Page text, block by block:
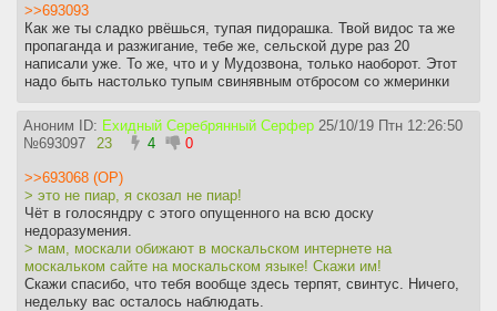
>>693093
Как же ты сладко рвёшься, тупая пидорашка. Твой видос та же
пропаганда и разжигание, тебе же, сельской дуре раз 20
написали уже. То же, что и у Мудозвона, только наоборот. Этот
надо быть настолько тупым свинявным отбросом со жмеринки
Аноним ID: Ехидный Серебрянный Серфер 25/10/19 Птн 12:26:50
№693097 23 4 0
>>693068 (OP)
> это не пиар, я скозал не пиар!
Чёт в голосяндру с этого опущенного на всю доску
недоразумения.
> мам, москали обижают в москальском интернете на
москальком сайте на москальском языке! Скажи им!
Скажи спасибо, что тебя вообще здесь терпят, свинтус. Ничего,
недельку вас осталось наблюдать.